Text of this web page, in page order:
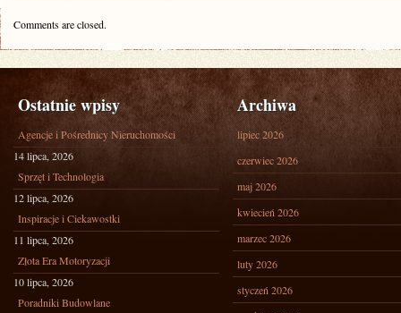
Comments are closed.
Ostatnie wpisy
Agencje i Pośrednicy Nieruchomości
14 lipca, 2026
Sprzęt i Technologia
12 lipca, 2026
Inspiracje i Ciekawostki
11 lipca, 2026
Złota Era Motoryzacji
10 lipca, 2026
Poradniki Budowlane
Archiwa
lipiec 2026
czerwiec 2026
maj 2026
kwiecień 2026
marzec 2026
luty 2026
styczeń 2026